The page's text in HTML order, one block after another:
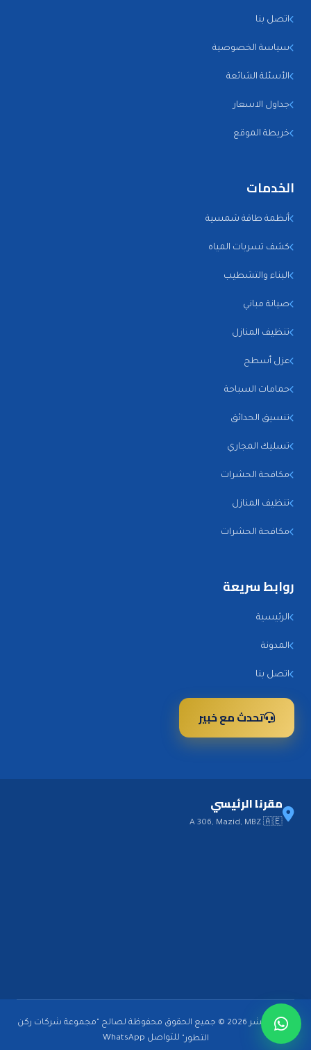
اتصل بنا
سياسة الخصوصية
الأسئلة الشائعة
جداول الاسعار
خريطة الموقع
الخدمات
أنظمة طاقة شمسية
كشف تسربات المياه
البناء والتشطيب
صيانة مباني
تنظيف المنازل
عزل أسطح
حمامات السباحة
تنسيق الحدائق
تسليك المجاري
مكافحة الحشرات
تنظيف المنازل
مكافحة الحشرات
روابط سريعة
الرئيسية
المدونة
اتصل بنا
تحدث مع خبير
مقرنا الرئيسي
A 306, Mazid, MBZ 🇦🇪
حقوق النشر 2026 © جميع الحقوق محفوظة لصالح "مجموعة شركات ركن
التطور" للتواصل WhatsApp